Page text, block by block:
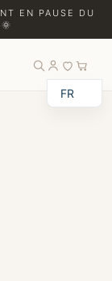
EN PAUSE DU
FR